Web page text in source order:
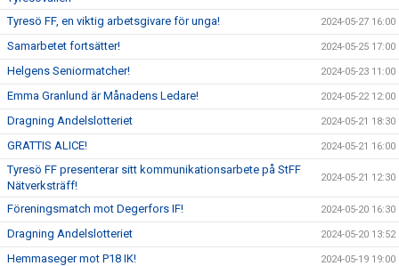
Tyresö FF, en viktig arbetsgivare för unga! 2024-05-27 16:00
Samarbetet fortsätter! 2024-05-25 17:00
Helgens Seniormatcher! 2024-05-23 11:00
Emma Granlund är Månadens Ledare! 2024-05-22 12:00
Dragning Andelslotteriet 2024-05-21 18:30
GRATTIS ALICE! 2024-05-21 16:00
Tyresö FF presenterar sitt kommunikationsarbete på StFF
Nätverksträff!
2024-05-21 12:30
Föreningsmatch mot Degerfors IF! 2024-05-20 16:30
Dragning Andelslotteriet 2024-05-20 13:52
Hemmaseger mot P18 IK! 2024-05-19 19:00